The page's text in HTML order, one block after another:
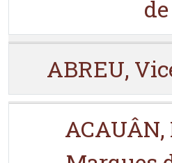
de
ABREU,